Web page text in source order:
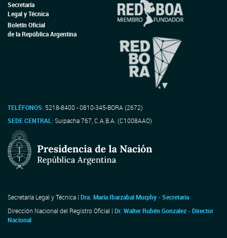
Secretaría
Legal y Técnica
Boletín Oficial
de la República Argentina
TELÉFONOS: 5218-8400 - 0810-345-BORA (2672)
SEDE CENTRAL:Suipacha 767, C.A.B.A. (C1008AAO)
Secretaría Legal y Técnica | Dra. María Ibarzabal Murphy - Secretaria
Dirección Nacional del Registro Oficial | Dr. Walter Rubén Gonzalez - Director
Nacional